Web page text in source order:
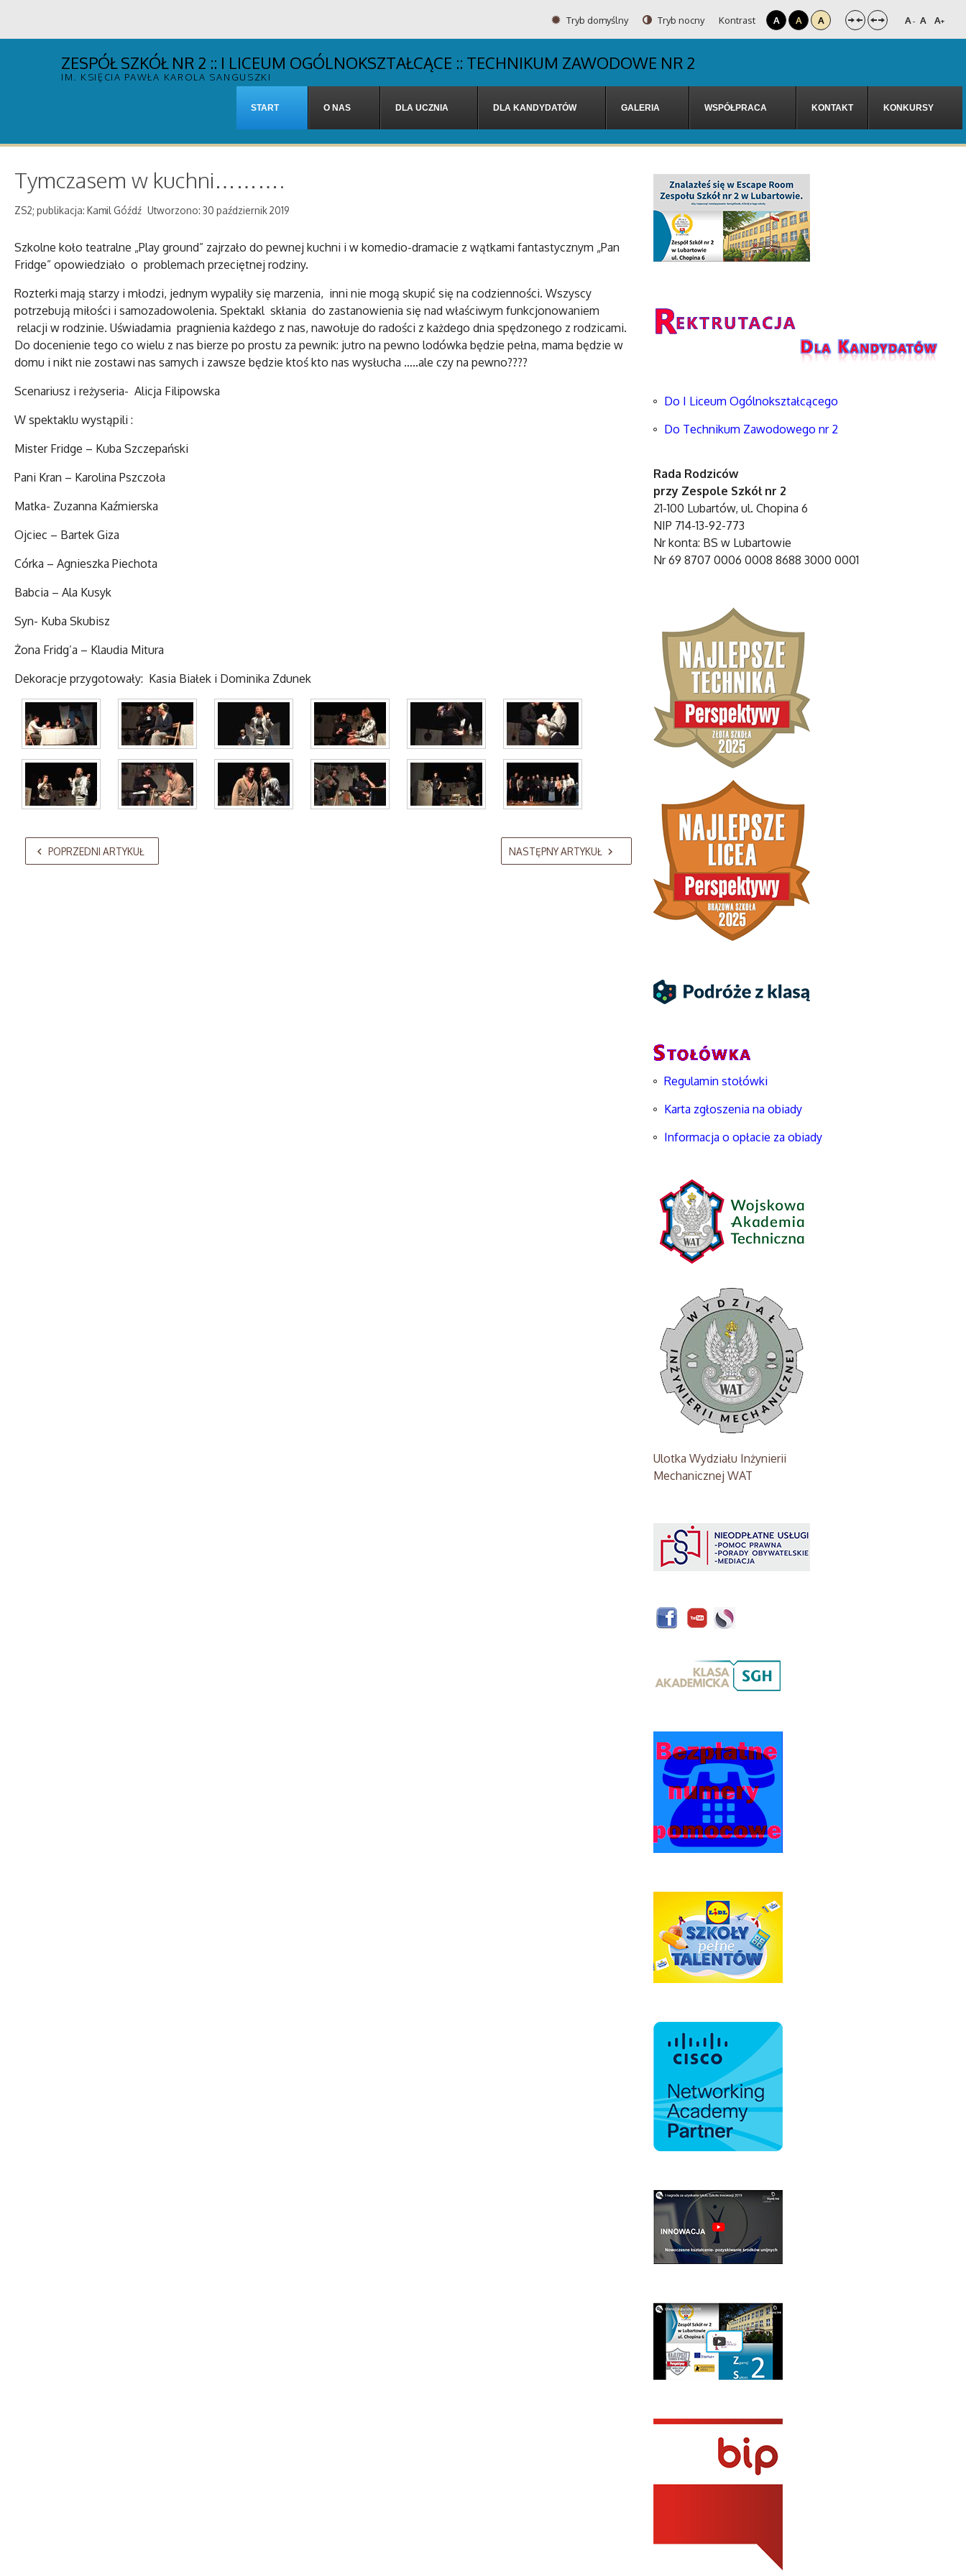
Tryb domyślny Tryb nocny Kontrast A A A A- A A+
ZESPÓŁ SZKÓŁ NR 2 :: I LICEUM OGÓLNOKSZTAŁCĄCE :: TECHNIKUM ZAWODOWE NR 2
IM. KSIĘCIA PAWŁA KAROLA SANGUSZKI
START O NAS DLA UCZNIA DLA KANDYDATÓW GALERIA WSPÓŁPRACA KONTAKT KONKURSY
Tymczasem w kuchni……….
ZS2; publikacja: Kamil Góźdź Utworzono: 30 październik 2019
Szkolne koło teatralne „Play ground” zajrzało do pewnej kuchni i w komedio-dramacie z wątkami fantastycznym „Pan
Fridge” opowiedziało o problemach przeciętnej rodziny.
Rozterki mają starzy i młodzi, jednym wypaliły się marzenia, inni nie mogą skupić się na codzienności. Wszyscy
potrzebują miłości i samozadowolenia. Spektakl skłania do zastanowienia się nad właściwym funkcjonowaniem
relacji w rodzinie. Uświadamia pragnienia każdego z nas, nawołuje do radości z każdego dnia spędzonego z rodzicami.
Do docenienie tego co wielu z nas bierze po prostu za pewnik: jutro na pewno lodówka będzie pełna, mama będzie w
domu i nikt nie zostawi nas samych i zawsze będzie ktoś kto nas wysłucha …..ale czy na pewno????
Scenariusz i reżyseria- Alicja Filipowska
W spektaklu wystąpili :
Mister Fridge – Kuba Szczepański
Pani Kran – Karolina Pszczoła
Matka- Zuzanna Kaźmierska
Ojciec – Bartek Giza
Córka – Agnieszka Piechota
Babcia – Ala Kusyk
Syn- Kuba Skubisz
Żona Fridg’a – Klaudia Mitura
Dekoracje przygotowały: Kasia Białek i Dominika Zdunek
AdmirorGallery 5.2.0, author/sVasiljevski
POPRZEDNI ARTYKUŁ NASTĘPNY ARTYKUŁ
Do I Liceum Ogólnokształcącego
Do Technikum Zawodowego nr 2
Rada Rodziców
przy Zespole Szkół nr 2
21-100 Lubartów, ul. Chopina 6
NIP 714-13-92-773
Nr konta: BS w Lubartowie
Nr 69 8707 0006 0008 8688 3000 0001
Regulamin stołówki
Karta zgłoszenia na obiady
Informacja o opłacie za obiady
Ulotka Wydziału Inżynierii
Mechanicznej WAT